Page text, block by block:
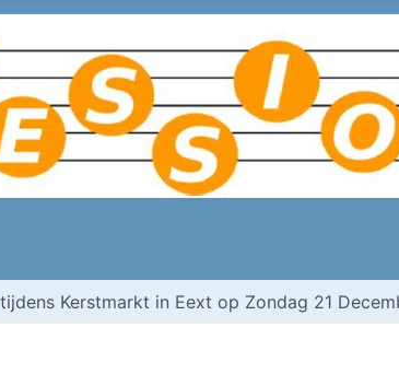
Kerstmarkt in Eext op Zondag 21